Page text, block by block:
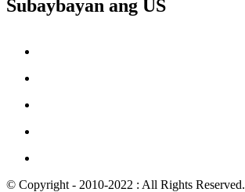
Subaybayan ang US
© Copyright - 2010-2022 : All Rights Reserved.